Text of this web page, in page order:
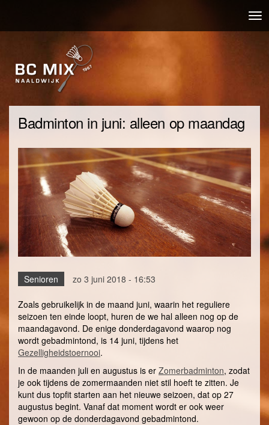
naar
gaan
Badminton in juni: alleen op maandag
Senioren zo 3 juni 2018 - 16:53
Zoals gebruikelijk in de maand juni, waarin het reguliere
seizoen ten einde loopt, huren de we hal alleen nog op de
maandagavond. De enige donderdagavond waarop nog
wordt gebadmintond, is 14 juni, tijdens het
Gezelligheidstoernooi.
In de maanden juli en augustus is er Zomerbadminton, zodat
je ook tijdens de zomermaanden niet stil hoeft te zitten. Je
kunt dus topfit starten aan het nieuwe seizoen, dat op 27
augustus begint. Vanaf dat moment wordt er ook weer
gewoon op de donderdagavond gebadmintond.